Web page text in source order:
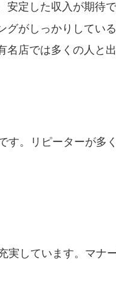
定した収入が期待で
がしっかりしてい
店では多くの人と
す。リピーターが多
実しています。マナ